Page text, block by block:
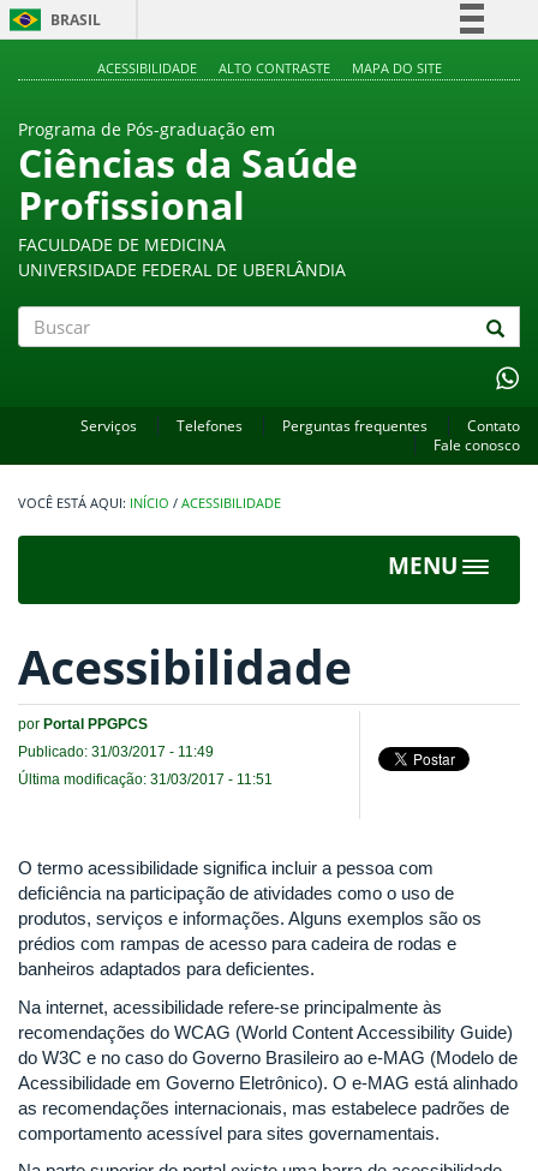
BRASIL
Acesso à informação
ACESSIBILIDADE ALTO CONTRASTE MAPA DO SITE
Programa de Pós-graduação em
Ciências da Saúde
Profissional
FACULDADE DE MEDICINA
UNIVERSIDADE FEDERAL DE UBERLÂNDIA
Serviços Telefones Perguntas frequentes
Contato
Fale conosco
INÍCIO / ACESSIBILIDADE
MENU
Toggle
Acessibilidade
por Portal PPGPCS
Publicado: 31/03/2017 - 11:49
Última modificação: 31/03/2017 - 11:51
O termo acessibilidade significa incluir a pessoa com
deficiência na participação de atividades como o uso de
produtos, serviços e informações. Alguns exemplos são os
prédios com rampas de acesso para cadeira de rodas e
banheiros adaptados para deficientes.
Na internet, acessibilidade refere-se principalmente às
recomendações do WCAG (World Content Accessibility Guide)
do W3C e no caso do Governo Brasileiro ao e-MAG (Modelo de
Acessibilidade em Governo Eletrônico). O e-MAG está alinhado
as recomendações internacionais, mas estabelece padrões de
comportamento acessível para sites governamentais.